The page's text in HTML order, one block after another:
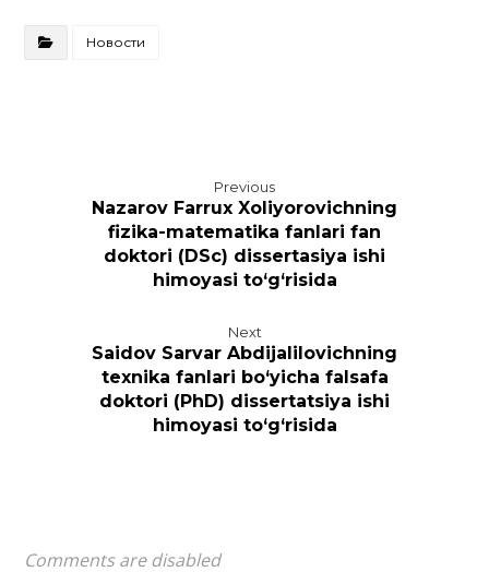
Новости
Previous
Nazarov Farrux Xoliyorovichning
fizika-matematika fanlari fan
doktori (DSc) dissertasiya ishi
himoyasi to‘g‘risida
Next
Saidov Sarvar Abdijalilovichning
texnika fanlari bo‘yicha falsafa
doktori (PhD) dissertatsiya ishi
himoyasi to‘g‘risida
Comments are disabled